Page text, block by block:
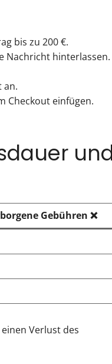
bis zu 200 €.
Nachricht hinterlassen.
an.
Checkout einfügen.
Gebühren ❌
Verlust des